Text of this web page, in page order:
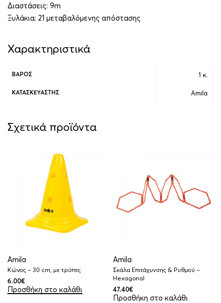
Διαστάσεις: 9m
Ξυλάκια: 21 μεταβαλόμενης απόστασης
Χαρακτηριστικά
ΒΆΡΟΣ 1 κ.
ΚΑΤΑΣΚΕΥΑΣΤΉΣ Amila
Σχετικά προϊόντα
Amila
Κώνος – 30 cm, με τρύπες
6.00€
Προσθήκη στο καλάθι
Amila
Σκάλα Επιτάχυνσης & Ρυθμού –
Hexagonal
47.40€
Προσθήκη στο καλάθι